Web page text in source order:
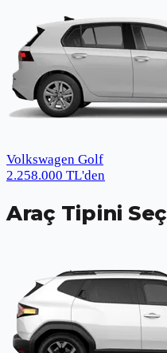
Volkswagen Golf
2.258.000 TL'den
Araç Tipini Seç